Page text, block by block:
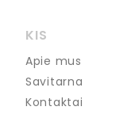
KIS
Apie mus
Savitarna
Kontaktai